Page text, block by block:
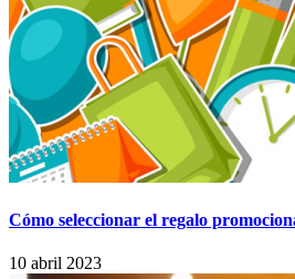
Cómo seleccionar el regalo
10 abril 2023